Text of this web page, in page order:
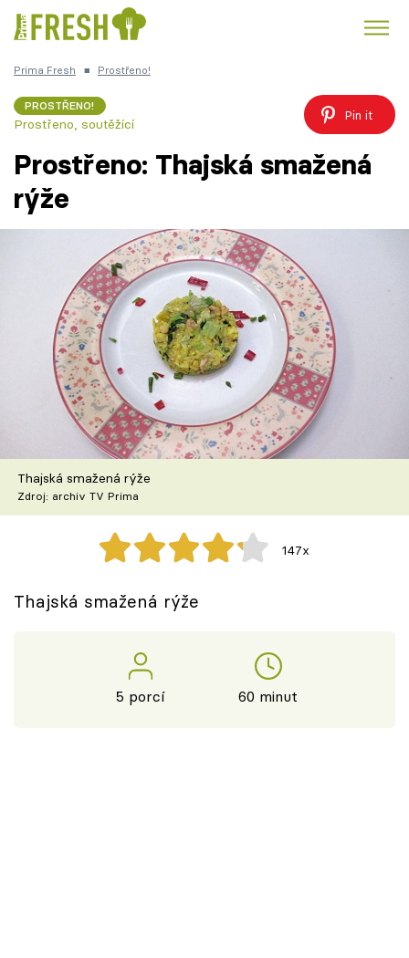
Česká kuchyně
Recepty
Články
TV Program
Škola vaření
Recepty z TV
Speciál: Cuketa
Těhotnej kuchař
Sledujte prima+
Prima Fresh ■ Prostřeno!
PROSTŘENO!
Prostřeno, soutěžící
Pin it
Prostřeno: Thajská smažená
rýže
Thajská smažená rýže
Zdroj: archiv TV Prima
147x
Thajská smažená rýže
5 porcí 60 minut